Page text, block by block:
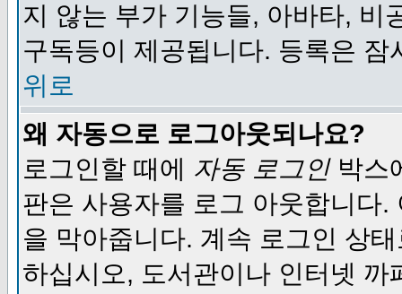
지 않는 부가 기능들, 아바타, 비
구독등이 제공됩니다. 등록은
위로
왜 자동으로 로그아웃되나요?
로그인할 때에 자동 로그인박스
판은 사용자를 로그 아웃합니다
을 막아줍니다. 계속 로그인 상
하십시오, 도서관이나 인터넷